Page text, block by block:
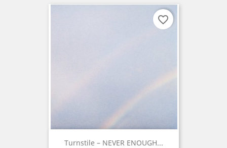
Turnstile – NEVER ENOUGH...
favorite_border